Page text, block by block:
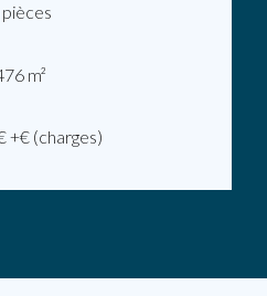
m²
+€ (charges)